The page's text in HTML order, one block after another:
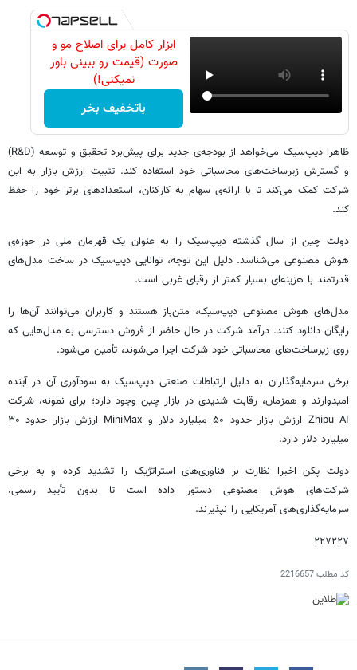
ابزار کامل برای اصلاح مو و
صورت (قیمت رو ببینی باور
نمیکنی!)
باتخفیف بخر
ظاهرا دیپ‌سیک می‌خواهد از بودجه‌ی جدید برای پیش‌برد تحقیق و توسعه (R&D)
و گسترش زیرساخت‌های محاسباتی خود استفاده کند. تثبیت ارزش بازار به این
شرکت کمک می‌کند تا با ارائه‌ی سهام به کارکنان، استعدادهای برتر خود را حفظ
کند.
دولت چین از سال گذشته دیپ‌سیک را به عنوان یک قهرمان ملی در حوزه‌ی
هوش مصنوعی می‌شناسد. دلیل این توجه، توانایی دیپ‌سیک در ساخت مدل‌های
قدرتمند با هزینه‌ای بسیار کمتر از رقبای غربی است.
مدل‌های هوش مصنوعی دیپ‌سیک، متن‌باز هستند و کاربران می‌توانند آن‌ها را
رایگان دانلود کنند. درآمد شرکت در حال حاضر از فروش دسترسی به مدل‌هایی که
روی زیرساخت‌های محاسباتی خود شرکت اجرا می‌شوند، تأمین می‌شود.
برخی سرمایه‌گذاران به دلیل ارتباطات صنعتی دیپ‌سیک به سودآوری آن در آینده
امیدوارند و همزمان، رقابت شدیدی در بازار چین وجود دارد؛ برای نمونه، شرکت
Zhipu AI ارزش بازار حدود ۵۰ میلیارد دلار و MiniMax ارزش بازار حدود ۳۰
میلیارد دلار دارد.
دولت پکن اخیرا نظارت بر فناوری‌های استراتژیک را تشدید کرده و به برخی
شرکت‌های هوش مصنوعی دستور داده است تا بدون تأیید رسمی،
سرمایه‌گذاری‌های آمریکایی را نپذیرند.
۲۲۷۲۲۷
کد مطلب2216657